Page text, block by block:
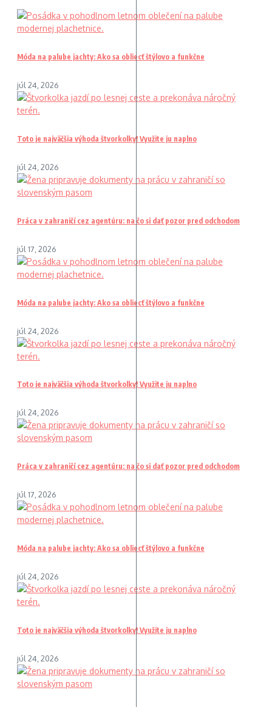
Móda na palube jachty: Ako sa obliecť štýlovo a funkčne
júl 24, 2026
Toto je najväčšia výhoda štvorkolky! Využite ju naplno
júl 24, 2026
Práca v zahraničí cez agentúru: na čo si dať pozor pred odchodom
júl 17, 2026
Móda na palube jachty: Ako sa obliecť štýlovo a funkčne
júl 24, 2026
Toto je najväčšia výhoda štvorkolky! Využite ju naplno
júl 24, 2026
Práca v zahraničí cez agentúru: na čo si dať pozor pred odchodom
júl 17, 2026
Móda na palube jachty: Ako sa obliecť štýlovo a funkčne
júl 24, 2026
Toto je najväčšia výhoda štvorkolky! Využite ju naplno
júl 24, 2026